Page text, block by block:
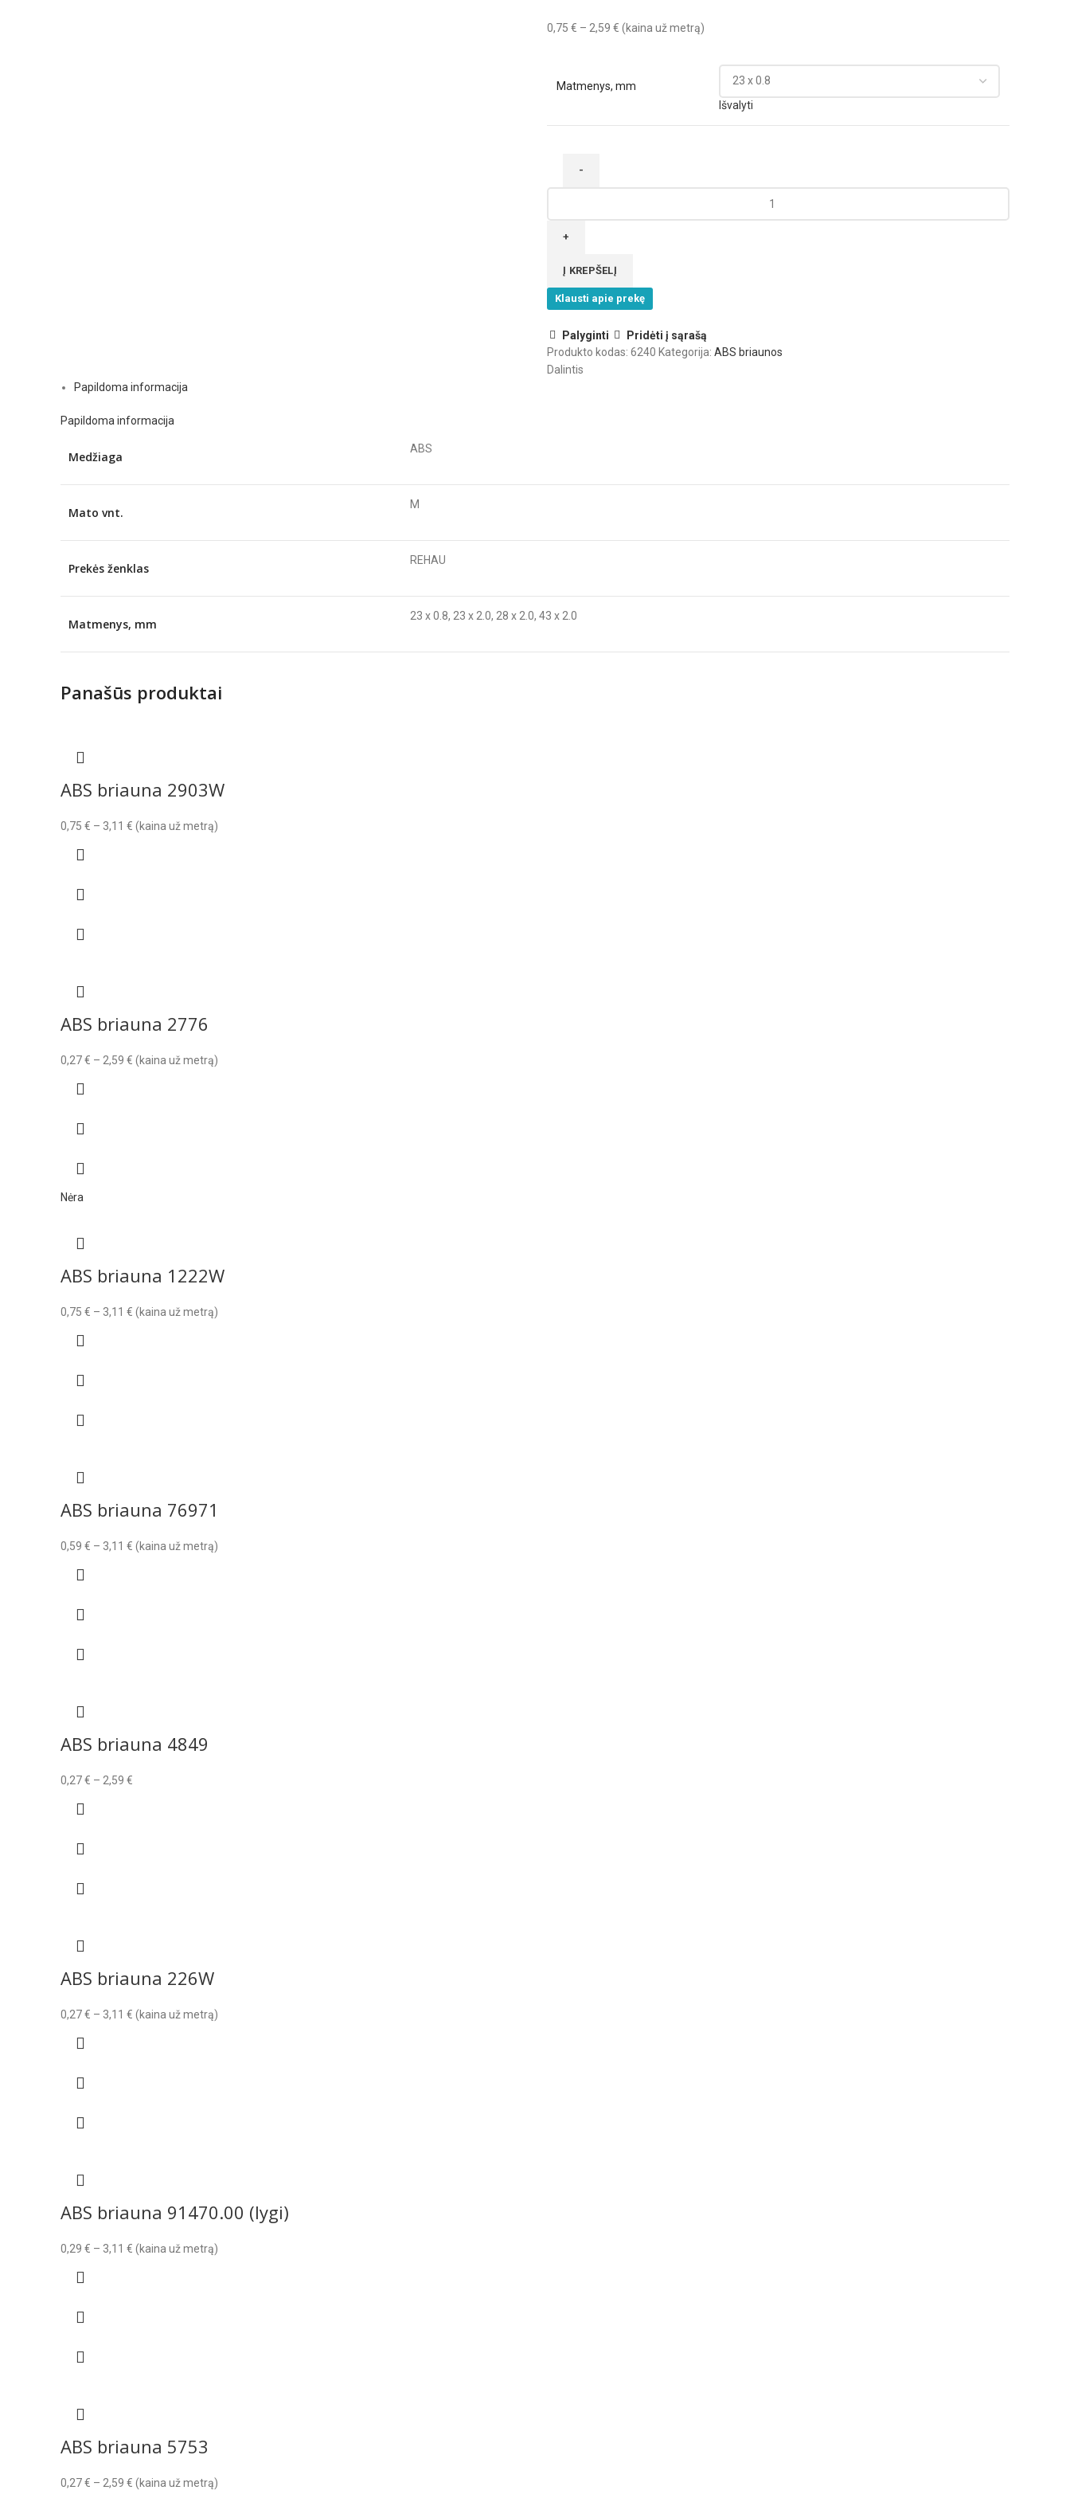
0,75 € – 2,59 € Price
(kaina už metrą)
Matmenys, mm
Išvalyti
6240Į KREPŠELĮ
Klausti apie prekę
Palyginti
Pridėti į sąrašą
Produkto kodas: 6240 Kategorija: ABS briaunos
Dalintis
Papildoma informacija
Papildoma informacija
Medžiaga
ABS
Mato vnt.
M
Prekės ženklas
REHAU
Matmenys, mm
23 x 0.8, 23 x 2.0, 28 x 2.0, 43 x 2.0
Panašūs produktai
ABS briauna 2903W
0,75 € – 3,11 € Price
(kaina už metrą)
ABS briauna 2776
0,27€ – 2,59 € Price
(kaina už metrą)
Nėra
ABS briauna 1222W
0,75 € – 3,11 € Price
(kaina už metrą)
ABS briauna 76971
0,59 € – 3,11 € Price
(kaina už metrą)
ABS briauna 4849
0,27€ – 2,59 €
ABS briauna 226W
0,27€ – 3,11 € Price
(kaina už metrą)
ABS briauna 91470.00 (lygi)
0,29 € – 3,11 € Price
(kaina už metrą)
ABS briauna 5753
0,27€ – 2,59 € Price
(kaina už metrą)